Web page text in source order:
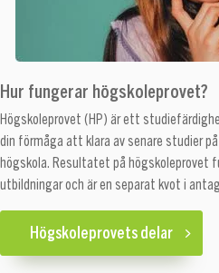
Hur fungerar högskoleprovet?
Högskoleprovet (HP) är ett
din förmåga att klara av senare studier
högskola. Resultatet på högskoleprovet
utbildningar och är en separat kvot i
Högskoleprovets delar